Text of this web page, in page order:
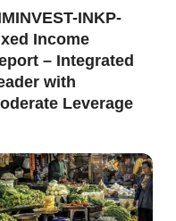
INKP-
Income
– Integrated
with
Leverage